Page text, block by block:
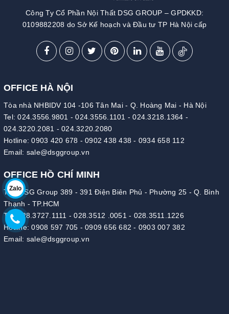
Zalo
Công Ty Cổ Phần Nội Thất DSG GROUP – GPDKKD:
0109882208 do Sở Kế hoạch và Đầu tư TP Hà Nội cấp
OFFICE HÀ NỘI
Tòa nhà NHBIDV 104 -106 Tân Mai - Q. Hoàng Mai - Hà Nội
Tel:024.3556.9801 -024.3556.1101 -024.3218.1364 -
024.3220.2081 - 024.3220.2080
Hotline:0903 420 678 - 0902 438 438 - 0934 658 112
Email: sale@dsggroup.vn
OFFICE HỒ CHÍ MINH
Tòa DSG Group 389 - 391 Điện Biên Phủ - Phường 25 - Q. Bình
Thạnh - TP.HCM
Tel:
028.3727.1111 -028.3512 .0051 - 028.3511.1226
Hotline:0908 597 705 - 0909 656 682 - 0903 007 382
Email: sale@dsggroup.vn